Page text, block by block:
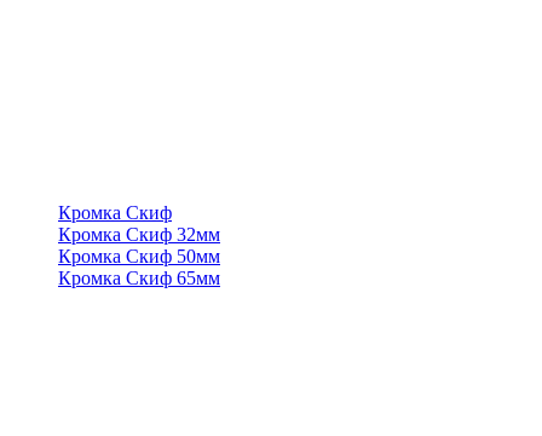
Кромка Скиф
Кромка Скиф 32мм
Кромка Скиф 50мм
Кромка Скиф 65мм